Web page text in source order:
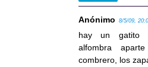
Anónimo 8/5/09,
hay un gatito
alfombra
combrero, los